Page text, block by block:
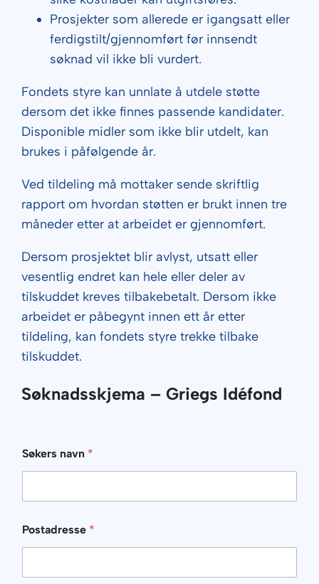
Prosjekter som allerede er igangsatt eller
ferdigstilt/gjennomført før innsendt
søknad vil ikke bli vurdert.
Fondets styre kan unnlate å utdele støtte
dersom det ikke finnes passende kandidater.
Disponible midler som ikke blir utdelt, kan
brukes i påfølgende år.
Ved tildeling må mottaker sende skriftlig
rapport om hvordan støtten er brukt innen tre
måneder etter at arbeidet er gjennomført.
Dersom prosjektet blir avlyst, utsatt eller
vesentlig endret kan hele eller deler av
tilskuddet kreves tilbakebetalt. Dersom ikke
arbeidet er påbegynt innen ett år etter
tildeling, kan fondets styre trekke tilbake
tilskuddet.
Søknadsskjema – Griegs Idéfond
Søkers navn *
Postadresse *